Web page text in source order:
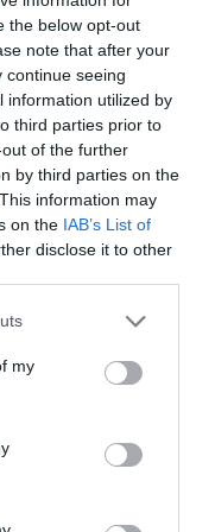
the below opt-out
note that after your
continue seeing
information utilized by
third parties prior to
of the further
by third parties on the
information may
on the IAB’s List of
disclose it to other
my
casa disposi
làser. Així,
espais de
fer ús i on
Aquesta és una
llocs
és la
de
un problema